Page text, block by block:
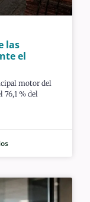
las
el
motor del
76,1 % del